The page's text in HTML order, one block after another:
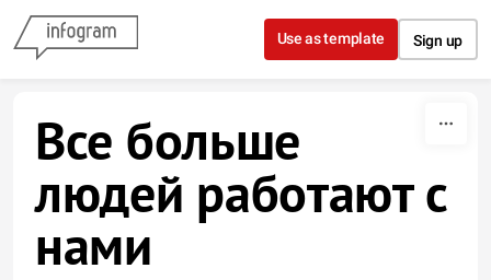
Skip to content
Use as template Sign up
Все больше
людей работают с
нами